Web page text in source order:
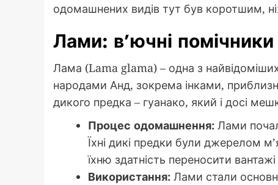
одомашнених видів тут був коротшим,
Лами: в’ючні
Лама (Lama glama) – одна з
народами Анд, зокрема інками,
дикого предка – гуанако, який і досі
Процес одомашнення: Лами
Їхні дикі предки були джерелом
їхню здатність переносити вантажі
Використання: Лами стали